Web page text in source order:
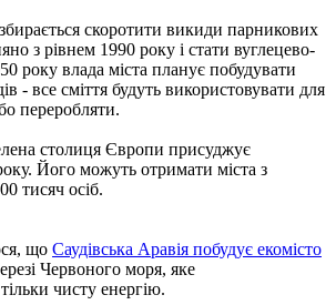
скоротити викиди парникових
з рівнем 1990 року і стати вуглецево-
року влада міста планує побудувати
- все сміття будуть використовувати для
переробляти.
столиця Європи присуджує
Його можуть отримати міста з
тисяч осіб.
що Саудівська Аравія побудує екомісто
Червоного моря, яке
чисту енергію.